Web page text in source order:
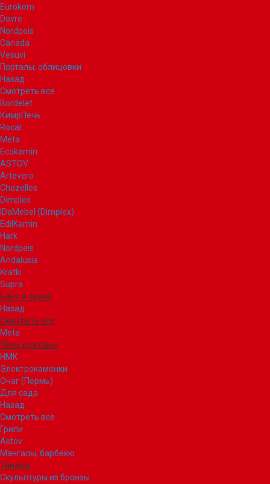
Eurokom
Dovre
Nordpeis
Canada
Vesuvi
Порталы, облицовки
Назад
Смотреть все
Bordelet
КимрПечь
Rocal
Meta
Ecokamin
ASTOV
Artevero
Chazelles
Dimplex
IDaMebel (Dimplex)
EdilKamin
Hark
Nordpeis
Andalusia
Kratki
Supra
Баня и сауна
Назад
Смотреть все
Meta
Печи для бани
НМК
Электрокаменки
Очаг (Пермь)
Для сада
Назад
Смотреть все
Грили
Astov
Мангалы, барбекю
Тандыр
Скульптуры из бронзы